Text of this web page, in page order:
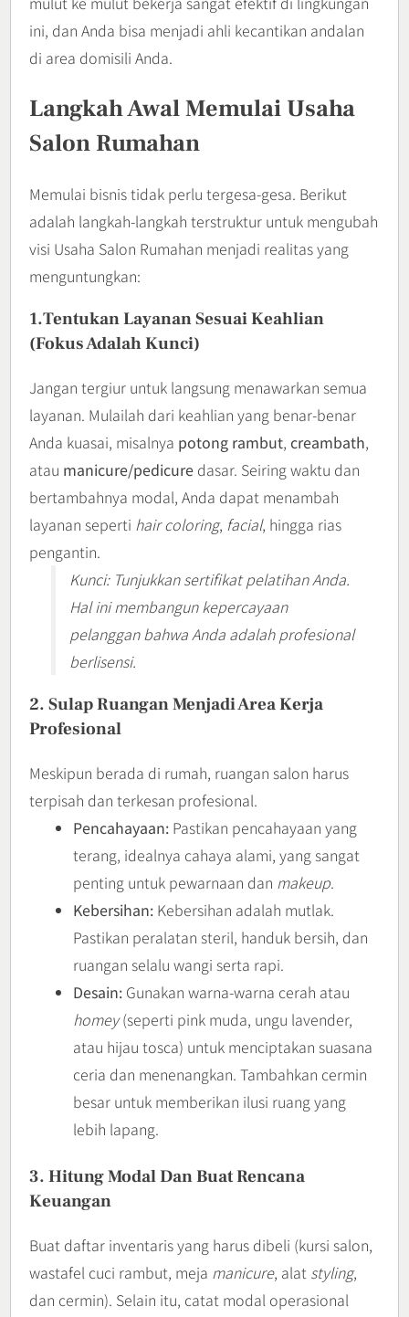
ini, dan Anda bisa menjadi ahli kecantikan andalan
di area domisili Anda.
Langkah Awal Memulai Usaha
Salon Rumahan
Memulai bisnis tidak perlu tergesa-gesa. Berikut
adalah langkah-langkah terstruktur untuk mengubah
visi Usaha Salon Rumahan menjadi realitas yang
menguntungkan:
1.Tentukan Layanan Sesuai Keahlian
(Fokus Adalah Kunci)
Jangan tergiur untuk langsung menawarkan semua
layanan. Mulailah dari keahlian yang benar-benar
Anda kuasai, misalnya potong rambut, creambath,
atau manicure/pedicure dasar. Seiring waktu dan
bertambahnya modal, Anda dapat menambah
layanan seperti hair coloring, facial, hingga rias
pengantin.
Kunci: Tunjukkan sertifikat pelatihan Anda.
Hal ini membangun kepercayaan
pelanggan bahwa Anda adalah profesional
berlisensi.
2. Sulap Ruangan Menjadi Area Kerja
Profesional
Meskipun berada di rumah, ruangan salon harus
terpisah dan terkesan profesional.
Pencahayaan: Pastikan pencahayaan yang
terang, idealnya cahaya alami, yang sangat
penting untuk pewarnaan dan makeup.
Kebersihan: Kebersihan adalah mutlak.
Pastikan peralatan steril, handuk bersih, dan
ruangan selalu wangi serta rapi.
Desain: Gunakan warna-warna cerah atau
homey(seperti pink muda, ungu lavender,
atau hijau tosca) untuk menciptakan suasana
ceria dan menenangkan. Tambahkan cermin
besar untuk memberikan ilusi ruang yang
lebih lapang.
3. Hitung Modal Dan Buat Rencana
Keuangan
Buat daftar inventaris yang harus dibeli (kursi salon,
wastafel cuci rambut, meja manicure, alat styling,
dan cermin). Selain itu, catat modal operasional